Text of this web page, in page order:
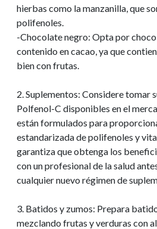
hierbas como la manzanilla, que
polifenoles.
-Chocolate negro: Opta por
contenido en cacao, ya que
bien con frutas.
2. Suplementos: Considere tomar
Polfenol-C disponibles en el
están formulados para
estandarizada de polifenoles y
garantiza que obtenga los
con un profesional de la salud
cualquier nuevo régimen de
3. Batidos y zumos: Prepara
mezclando frutas y verduras con